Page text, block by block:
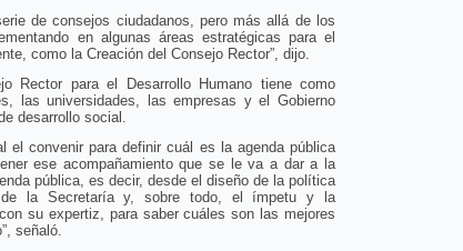
de consejos ciudadanos, pero más allá de los
en algunas áreas estratégicas para el
como la Creación del Consejo Rector”, dijo.
Rector para el Desarrollo Humano tiene como
las universidades, las empresas y el Gobierno
desarrollo social.
el convenir para definir cuál es la agenda pública
ese acompañamiento que se le va a dar a la
pública, es decir, desde el diseño de la política
de la Secretaría y, sobre todo, el ímpetu y la
su expertiz, para saber cuáles son las mejores
señaló.